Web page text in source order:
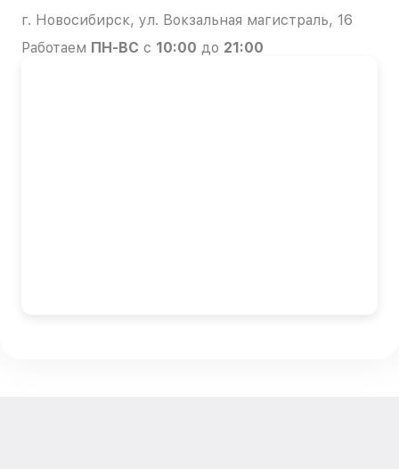
г. Новосибирск, ул. Вокзальная магистраль, 16
Работаем ПН-ВС с 10:00 до 21:00